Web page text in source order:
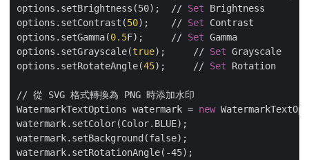
options.setBrightness(50);  // Set Brightness
options.setContrast(50);    // Set Contrast
options.setGamma(0.5F);     // Set Gamma
options.setGrayscale(true );	// Set Grayscale
options.setRotateAngle(45 );	// Set Rotation
// 從 SVG 格式轉換為 PNG 時添加水印
WatermarkTextOptions watermark = new
watermark.setColor(Color.BLUE);
watermark.setBackground(false);
watermark.setRotationAngle(-45);